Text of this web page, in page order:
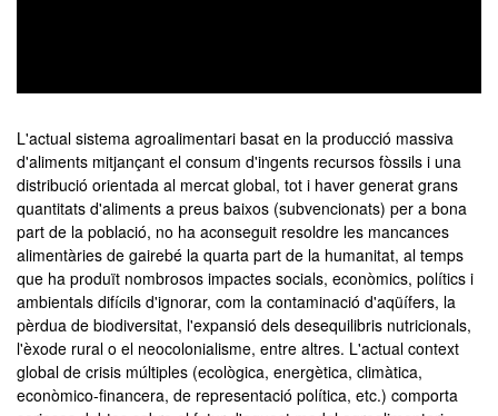
of
0
seconds
L'actual sistema agroalimentari basat en la producció massiva
d'aliments mitjançant el consum d'ingents recursos fòssils i una
distribució orientada al mercat global, tot i haver generat grans
quantitats d'aliments a preus baixos (subvencionats) per a bona
part de la població, no ha aconseguit resoldre les mancances
alimentàries de gairebé la quarta part de la humanitat, al temps
que ha produït nombrosos impactes socials, econòmics, polítics i
ambientals difícils d'ignorar, com la contaminació d'aqüífers, la
pèrdua de biodiversitat, l'expansió dels desequilibris nutricionals,
l'èxode rural o el neocolonialisme, entre altres. L'actual context
global de crisis múltiples (ecològica, energètica, climàtica,
econòmico-financera, de representació política, etc.) comporta